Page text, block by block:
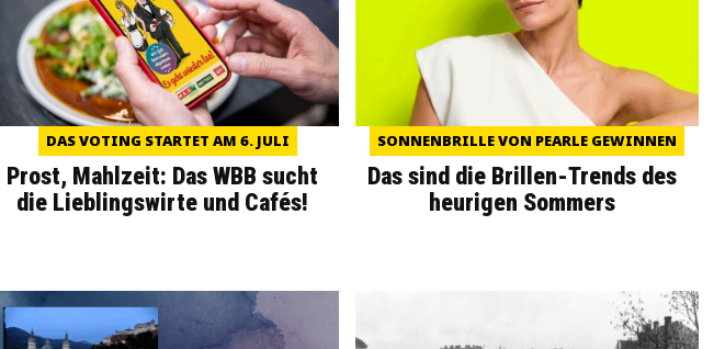
DAS VOTING STARTET AM 6. JULI
Prost, Mahlzeit: Das WBB sucht
die Lieblingswirte und Cafés!
SONNENBRILLE VON PEARLE GEWINNEN
Das sind die Brillen-Trends des
heurigen Sommers